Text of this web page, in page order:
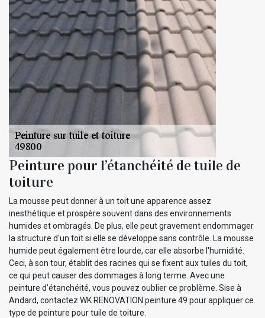
Peinture pour l’étanchéité de tuile de
toiture
La mousse peut donner à un toit une apparence assez
inesthétique et prospère souvent dans des environnements
humides et ombragés. De plus, elle peut gravement endommager
la structure d'un toit si elle se développe sans contrôle. La mousse
humide peut également être lourde, car elle absorbe l'humidité.
Ceci, à son tour, établit des racines qui se fixent aux tuiles du toit,
ce qui peut causer des dommages à long terme. Avec une
peinture d’étanchéité, vous pouvez oublier ce problème. Sise à
Andard, contactez WK RENOVATION peinture 49 pour appliquer ce
type de peinture pour tuile de toiture.